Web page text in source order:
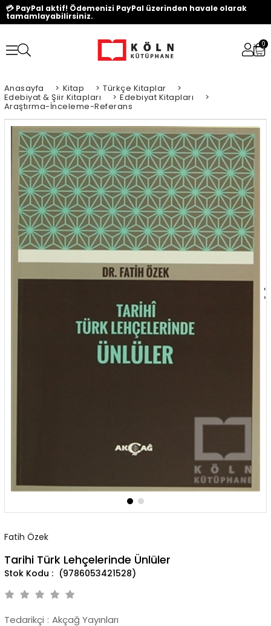
💳 PayPal aktif! Ödemenizi PayPal üzerinden havale olarak
tamamlayabilirsiniz.
0
Anasayfa > Kitap > Türkçe Kitaplar >
Edebiyat & Şiir Kitapları > Edebiyat Kitapları >
Araştırma-İnceleme-Referans
‹
›
Fatih Özek
Tarihi Türk Lehçelerinde Ünlüler
(9786053421528)
Tedarikçi : Akçağ Yayınları